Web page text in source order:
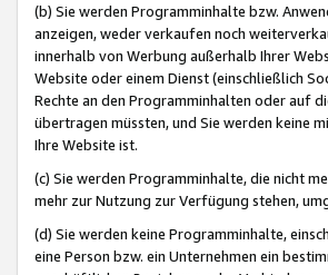
(b) Sie werden Programminhalte bzw.
anzeigen, weder verkaufen noch
innerhalb von Werbung außerhalb Ihrer
Website oder einem Dienst (einschließlich
Rechte an den Programminhalten oder auf
übertragen müssten, und Sie werden keine
Ihre Website ist.
(c) Sie werden Programminhalte, die nicht
mehr zur Nutzung zur Verfügung stehen,
(d) Sie werden keine Programminhalte,
eine Person bzw. ein Unternehmen ein